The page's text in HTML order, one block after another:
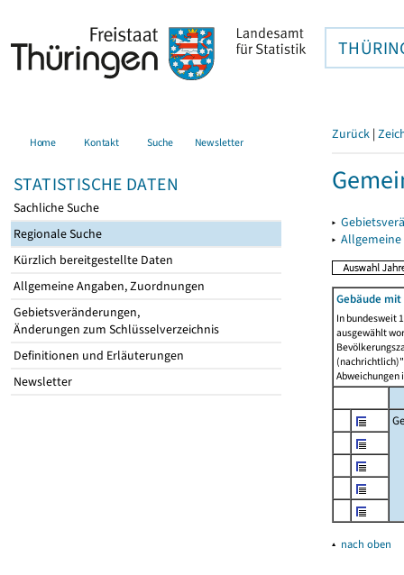
Home Kontakt Suche Newsletter
STATISTISCHE DATEN
Sachliche Suche
Regionale Suche
Kürzlich bereitgestellte Daten
Allgemeine Angaben, Zuordnungen
Gebietsveränderungen,
Änderungen zum Schlüsselverzeichnis
Definitionen und Erläuterungen
Newsletter
Zurück |
▸
▸
Gebäude
In bundesweit
ausgewählt
Abweichungen
▴ nach oben